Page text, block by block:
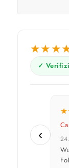
★★★
✓
‹
★